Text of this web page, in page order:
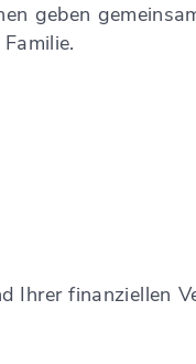
geben
Ihrer finanziellen